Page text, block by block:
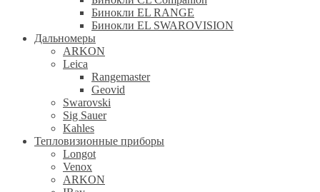
Бинокли EL RANGE
Бинокли EL SWAROVISION
Дальномеры
ARKON
Leica
Rangemaster
Geovid
Swarovski
Sig Sauer
Kahles
Тепловизионные приборы
Longot
Venox
ARKON